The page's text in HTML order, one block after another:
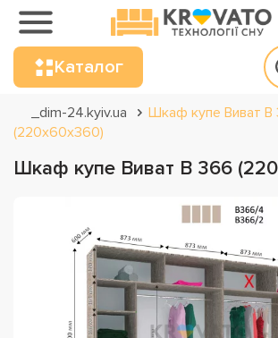
Каталог
_dim-24.kyiv.ua
Шкаф купе Виват В
(220х60х360)
Шкаф купе Виват В 366